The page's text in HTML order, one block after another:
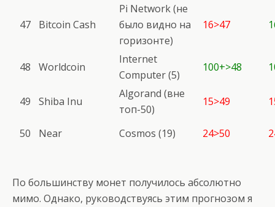
47 Bitcoin Cash
Pi Network (не
было видно на
горизонте)
16>47
48 Worldcoin
Internet
Computer (5)
100+>48
49 Shiba Inu
Algorand (вне
топ-50)
15>49
50 Near Cosmos (19) 24>50
По большинству монет получилось абсолютно
мимо. Однако, руководствуясь этим прогнозом я